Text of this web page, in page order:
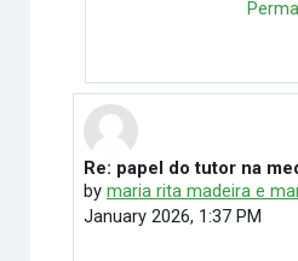
In reply to Elimar Martino
Re: papel do tutor na
by maria rita madeira e
January 2026, 1:37 PM